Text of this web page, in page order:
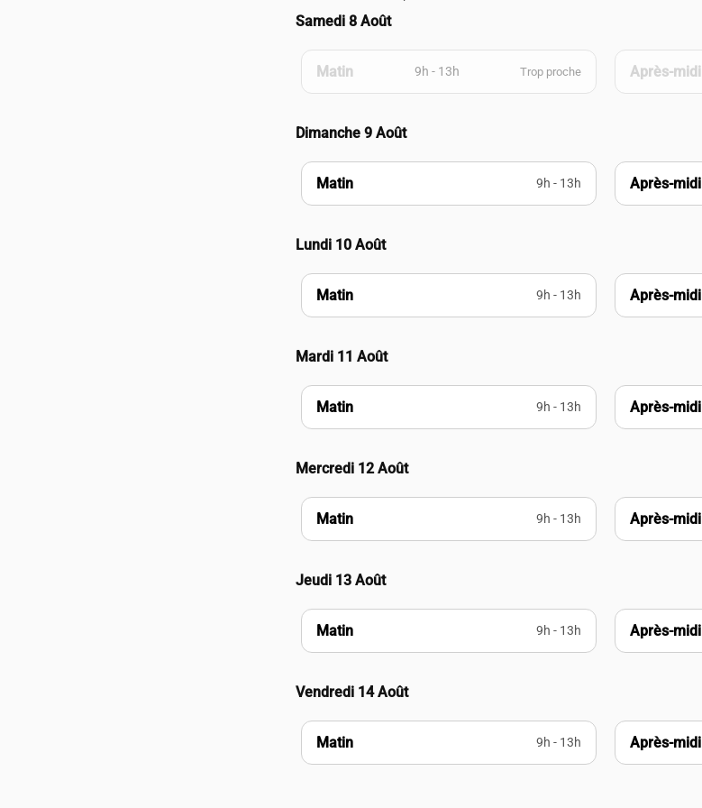
Samedi 8 Août
Matin 9h - 13h Trop proche Après-midi
Dimanche 9 Août
Matin 9h - 13h Après-midi
Lundi 10 Août
Matin 9h - 13h Après-midi
Mardi 11 Août
Matin 9h - 13h Après-midi
Mercredi 12 Août
Matin 9h - 13h Après-midi
Jeudi 13 Août
Matin 9h - 13h Après-midi
Vendredi 14 Août
Matin 9h - 13h Après-midi